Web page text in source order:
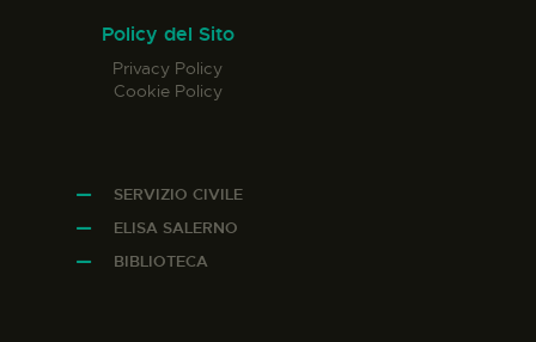
Policy del Sito
Privacy Policy
Cookie Policy
SERVIZIO CIVILE
ELISA SALERNO
BIBLIOTECA